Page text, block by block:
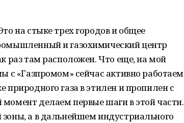
на стыке трех городов и общее
и газохимический центр
раз там расположен. Что еще, на мой
с «Газпромом» сейчас активно работаем
газа в этилен и пропилен с
делаем первые шаги в этой части.
а в дальнейшем индустриального